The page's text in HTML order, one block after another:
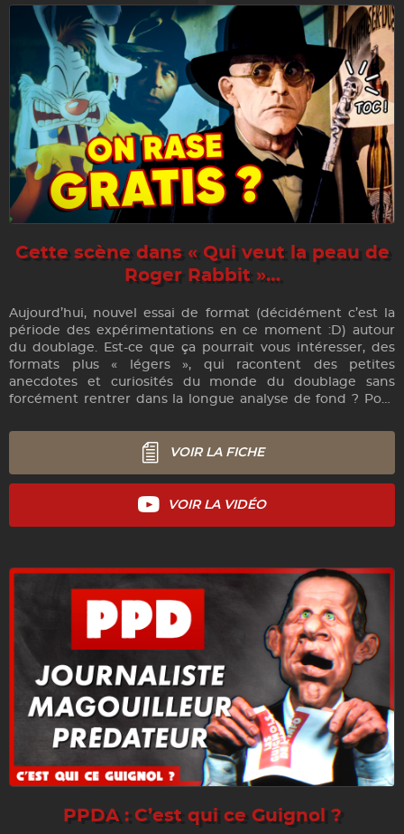
Cette scène dans « Qui veut la peau de
Roger Rabbit »…
Aujourd’hui, nouvel essai de format (décidément c’est la
période des expérimentations en ce moment :D) autour
du doublage. Est-ce que ça pourrait vous intéresser, des
formats plus « légers », qui racontent des petites
anecdotes et curiosités du monde du doublage sans
forcément rentrer dans la longue analyse de fond ? Pour
RABBIT !
VOIR LA FICHE
VOIR LA VIDÉO
PPDA : C’est qui ce Guignol ?